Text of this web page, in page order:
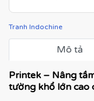
Tranh Indochine
Mô tả
Printek – Nâng
tường khổ lớn cao